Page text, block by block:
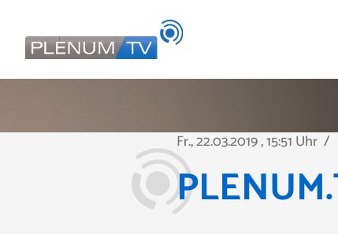
Fr., 22.03.2019, 15:51 Uhr /